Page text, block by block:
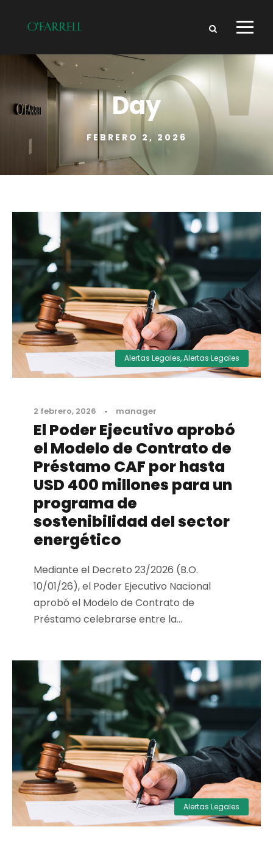
Day
FEBRERO 2, 2026
Alertas Legales,Alertas Legales
2 febrero, 2026 • manager
El Poder Ejecutivo aprobó
el Modelo de Contrato de
Préstamo CAF por hasta
USD 400 millones para un
programa de
sostenibilidad del sector
energético
Mediante el Decreto 23/2026 (B.O.
10/01/26), el Poder Ejecutivo Nacional
aprobó el Modelo de Contrato de
Préstamo celebrarse entre la...
Alertas Legales